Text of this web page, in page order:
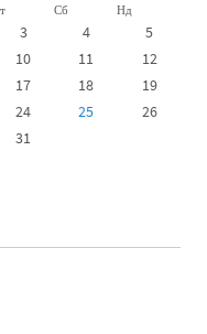
Сб Нд
3 4
5
10 11
12
17 18
19
24 25
26
31